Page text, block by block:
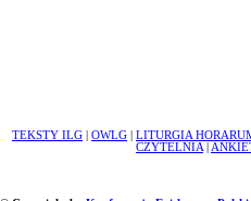
TEKSTY ILG
OWLG LITURGIA
CZYTELNIA